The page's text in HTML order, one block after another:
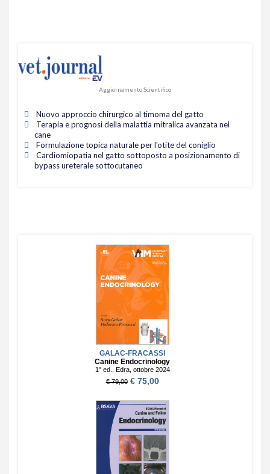
Aggiornamento Scientifico
Nuovo approccio chirurgico al timoma del gatto
Terapia e prognosi della malattia mitralica avanzata nel
cane
Formulazione topica naturale per l'otite del coniglio
Cardiomiopatia nel gatto sottoposto a posizionamento di
bypass ureterale sottocutaneo